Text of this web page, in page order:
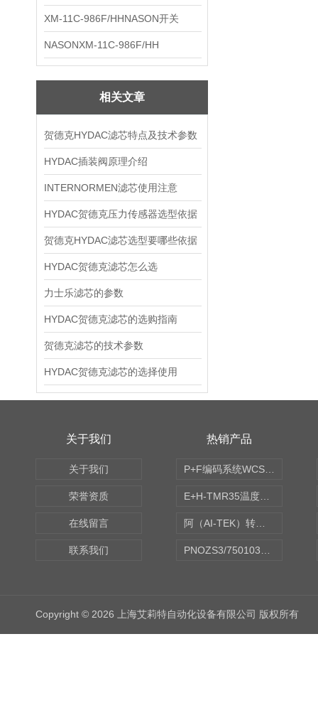
XM-11C-986F/HHNASON开关
NASONXM-11C-986F/HH
相关文章
贺德克HYDAC滤芯特点及技术参数
HYDAC插装阀原理介绍
INTERNORMEN滤芯使用注意
HYDAC贺德克压力传感器选型依据
贺德克HYDAC滤芯选型要哪些依据
HYDAC贺德克滤芯怎么选
力士乐滤芯的参数
HYDAC贺德克滤芯的选购指南
贺德克滤芯的技术参数
HYDAC贺德克滤芯的选择使用
关于我们
关于我们
荣誉资质
在线留言
联系我们
热销产品
Copyright © 2026 上海艾莉特自动化设备有限公司 版权所有